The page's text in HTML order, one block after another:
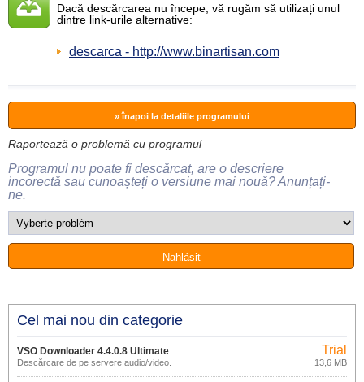
Dacă descărcarea nu începe, vă rugăm să utilizați unul
dintre link-urile alternative:
descarca - http://www.binartisan.com
» înapoi la detaliile programului
Raportează o problemă cu programul
Programul nu poate fi descărcat, are o descriere
incorectă sau cunoașteți o versiune mai nouă? Anunțați-
ne.
Cel mai nou din categorie
VSO Downloader 4.4.0.8 Ultimate
Descărcare de pe servere audio/video.
Trial
13,6 MB